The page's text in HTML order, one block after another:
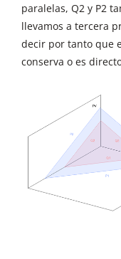
paralelas, Q2 y P2
llevamos a tercera
decir por tanto que
conserva o es